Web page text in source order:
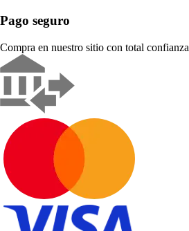
Pago seguro
Compra en nuestro sitio con total confianza